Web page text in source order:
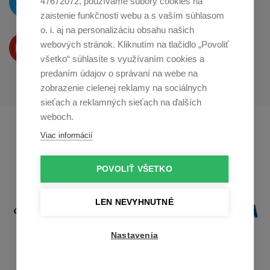
naTwitteri
Produkty Vám predstavujeme
na Youtube
Profikuchař.cz
zaistenie funkčnosti webu a s vaším súhlasom
o. i. aj na personalizáciu obsahu našich
webových stránok. Kliknutím na tlačidlo „Povoliť
všetko“ súhlasíte s využívaním cookies a
predaním údajov o správaní na webe na
zobrazenie cielenej reklamy na sociálnych
sieťach a reklamných sieťach na ďalších
weboch.
Viac informácií
POVOLIŤ VŠETKO
LEN NEVYHNUTNÉ
Nastavenia